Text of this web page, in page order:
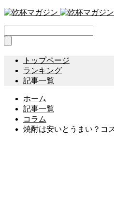
トップページ
ランキング
記事一覧
ホーム
記事一覧
コラム
焼酎は安いとうまい？コ